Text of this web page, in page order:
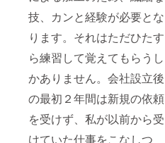
技、カンと経験が必要とな
ります。それはただひたす
ら練習して覚えてもらうし
かありません。会社設立後
の最初２年間は新規の依頼
を受けず、私が以前から受
けていた仕事をこなしつ